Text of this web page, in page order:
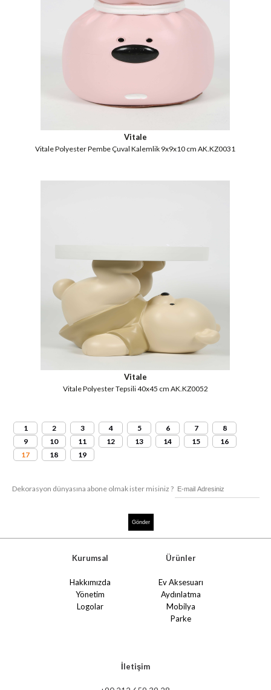
Vitale
Vitale Polyester Pembe Çuval Kalemlik 9x9x10 cm AK.KZ0031
Vitale
Vitale Polyester Tepsili 40x45 cm AK.KZ0052
1 2 3 4 5 6 7
8
9
10 11 12 13 14 15
16
17
18 19
Dekorasyon dünyasına abone olmak ister misiniz ?
Kurumsal
Hakkımızda
Yönetim
Logolar
Ürünler
Ev Aksesuarı
Aydınlatma
Mobilya
Parke
İletişim